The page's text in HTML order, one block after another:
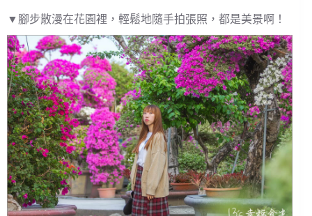
▼腳步散漫在花園裡，輕鬆地隨手拍張照，都是美景啊！